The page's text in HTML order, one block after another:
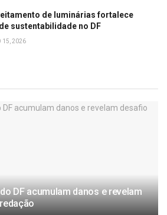
de luminárias fortalece
sustentabilidade no DF
15, 2026
DF acumulam danos e revelam